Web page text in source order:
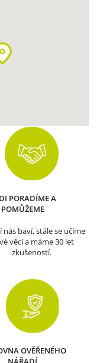
PORADÍME A
POMŮŽEME
nás baví, stále se učíme
věci a máme 30 let
zkušeností.
OVĚŘENÉHO